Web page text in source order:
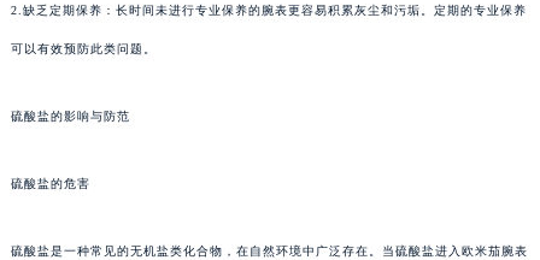
2.缺乏定期保养：长时间未进行专业保养的腕表更容易积累灰尘和污垢。定期的专业保养
可以有效预防此类问题。
硫酸盐的影响与防范
硫酸盐的危害
硫酸盐是一种常见的无机盐类化合物，在自然环境中广泛存在。当硫酸盐进入欧米茄腕表